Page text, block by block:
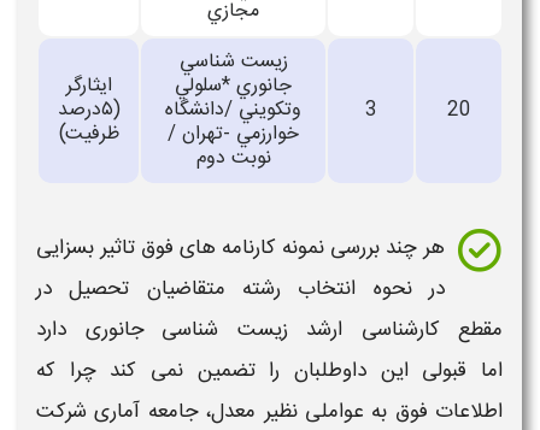
مجازي
20
3
زيست شناسي
جانوري *سلولي
وتكويني /دانشگاه
خوارزمي -تهران /
نوبت دوم
ایثارگر
(۵درصد
ظرفیت)
هر چند بررسی نمونه کارنامه های فوق تاثیر بسزایی
در نحوه انتخاب رشته متقاضیان تحصیل در
مقطع کارشناسی ارشد زیست شناسی جانوری دارد
اما قبولیاین داوطلبان را تضمین نمی کند چرا که
اطلاعات فوق به عواملی نظیر معدل، جامعه آماری شرکت